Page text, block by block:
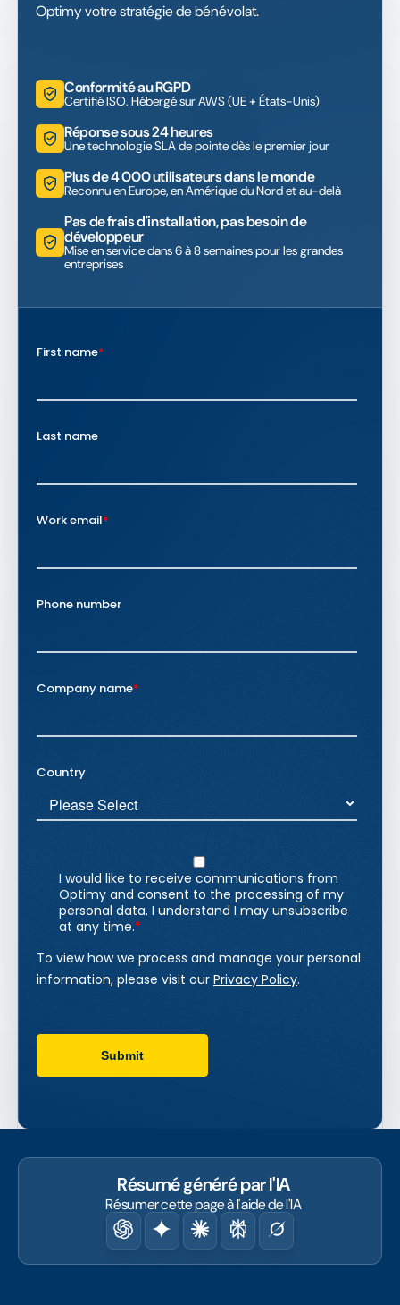
Optimy votre stratégie de bénévolat.
Conformité au RGPD
Certifié ISO. Hébergé sur AWS (UE + États-Unis)
Réponse sous 24 heures
Une technologie SLA de pointe dès le premier jour
Plus de 4 000 utilisateurs dans le monde
Reconnu en Europe, en Amérique du Nord et au-delà
Pas de frais d'installation, pas besoin de
développeur
Mise en service dans 6 à 8 semaines pour les grandes
entreprises
Résumé généré par l'IA
Résumer cette page à l'aide de l'IA